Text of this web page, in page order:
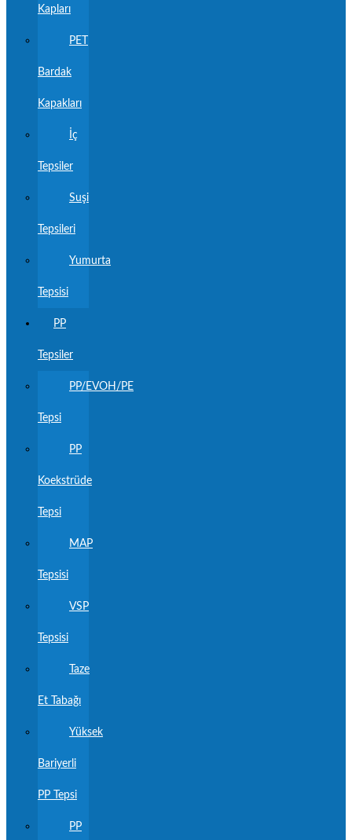
Kapları
PET
Bardak
Kapakları
İç
Tepsiler
Suşi
Tepsileri
Yumurta
Tepsisi
PP
Tepsiler
PP/EVOH/PE
Tepsi
PP
Koekstrüde
Tepsi
MAP
Tepsisi
VSP
Tepsisi
Taze
Et Tabağı
Yüksek
Bariyerli
PP Tepsi
PP